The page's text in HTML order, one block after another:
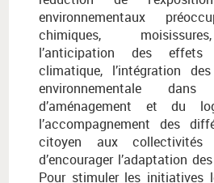
environnementaux
chimiques,
l’anticipation des effets
climatique, l’intégration
environnementale
d’aménagement et du
l’accompagnement des
citoyen aux collectivités
d’encourager l’adaptation
Pour stimuler les initiatives